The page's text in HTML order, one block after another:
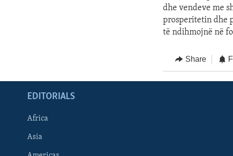
dhe vendeve me
prosperitetin dhe
të ndihmojnë në
Share
EDITORIALS
Africa
Asia